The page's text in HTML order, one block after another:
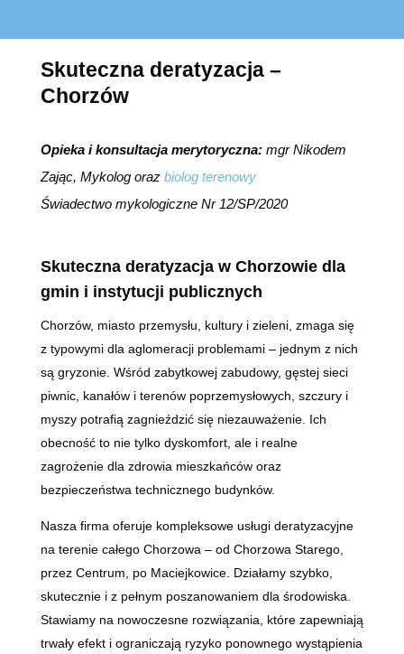
Skuteczna deratyzacja –
Chorzów
Opieka i konsultacja merytoryczna:mgr Nikodem
Zając, Mykolog oraz biolog terenowy
Świadectwo mykologiczne Nr 12/SP/2020
Skuteczna deratyzacja w Chorzowie dla
gmin i instytucji publicznych
Chorzów, miasto przemysłu, kultury i zieleni, zmaga się
z typowymi dla aglomeracji problemami – jednym z nich
są gryzonie. Wśród zabytkowej zabudowy, gęstej sieci
piwnic, kanałów i terenów poprzemysłowych, szczury i
myszy potrafią zagnieździć się niezauważenie. Ich
obecność to nie tylko dyskomfort, ale i realne
zagrożenie dla zdrowia mieszkańców oraz
bezpieczeństwa technicznego budynków.
Nasza firma oferuje kompleksowe usługi deratyzacyjne
na terenie całego Chorzowa – od Chorzowa Starego,
przez Centrum, po Maciejkowice. Działamy szybko,
skutecznie i z pełnym poszanowaniem dla środowiska.
Stawiamy na nowoczesne rozwiązania, które zapewniają
trwały efekt i ograniczają ryzyko ponownego wystąpienia